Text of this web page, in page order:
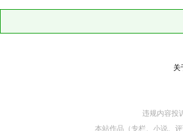
关
违规内容投
本站作品（专栏、小说、